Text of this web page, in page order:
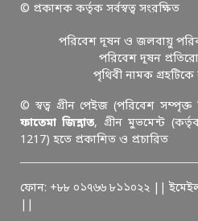
© প্রকাশক কর্তৃক সর্বস্বত্ব সংরক্ষিত
পরিবেশ দূষন ও জলবায়ু
পরিবেশ দূষন
পৃথিবী নামক গ্রহটিকে
© স্বত্ব গ্রীন পেইজ (পরিবেশ
ফাতেমা জিন্নাত, গ্রীন মুভমেন্ট
1217) হতে প্রকাশিত ও প্রচারিত
ফোন: +৮৮ ০১৭৬৬ ৮১১০২২ ||